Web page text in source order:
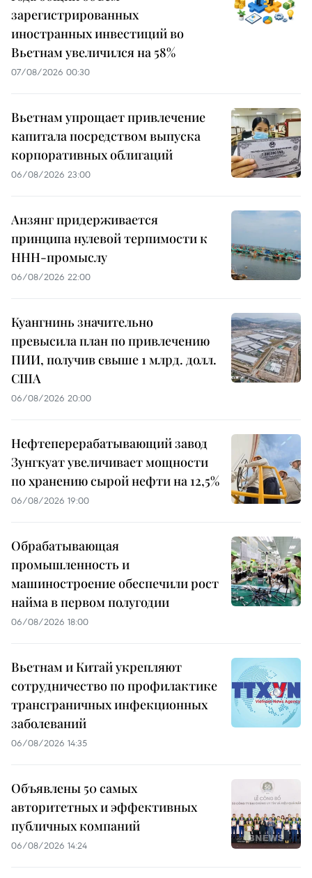
зарегистрированных
иностранных инвестиций во
Вьетнам увеличился на 58%
07/08/2026 00:30
Вьетнам упрощает привлечение
капитала посредством выпуска
корпоративных облигаций
06/08/2026 23:00
Анзянг придерживается
принципа нулевой терпимости к
ННН-промыслу
06/08/2026 22:00
Куангнинь значительно
превысила план по привлечению
ПИИ, получив свыше 1 млрд. долл.
США
06/08/2026 20:00
Нефтеперерабатывающий завод
Зунгкуат увеличивает мощности
по хранению сырой нефти на 12,5%
06/08/2026 19:00
Обрабатывающая
промышленность и
машиностроение обеспечили рост
найма в первом полугодии
06/08/2026 18:00
Вьетнам и Китай укрепляют
сотрудничество по профилактике
трансграничных инфекционных
заболеваний
06/08/2026 14:35
Объявлены 50 самых
авторитетных и эффективных
публичных компаний
06/08/2026 14:24